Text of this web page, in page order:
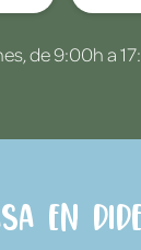
de 9:00h a
en